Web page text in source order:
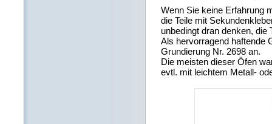
Wenn Sie keine Erfahrung
die Teile mit
unbedingt dran denken, die
Als hervorragend haftende
Grundierung Nr. 2698 an.
Die meisten dieser Öfen
evtl. mit leichtem Metall-